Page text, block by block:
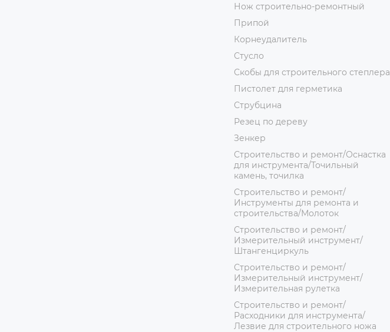
Нож строительно-ремонтный
Припой
Корнеудалитель
Стусло
Скобы для строительного степлера
Пистолет для герметика
Струбцина
Резец по дереву
Зенкер
Строительство и ремонт/Оснастка
для инструмента/Точильный
камень, точилка
Строительство и ремонт/
Инструменты для ремонта и
строительства/Молоток
Строительство и ремонт/
Измерительный инструмент/
Штангенциркуль
Строительство и ремонт/
Измерительный инструмент/
Измерительная рулетка
Строительство и ремонт/
Расходники для инструмента/
Лезвие для строительного ножа